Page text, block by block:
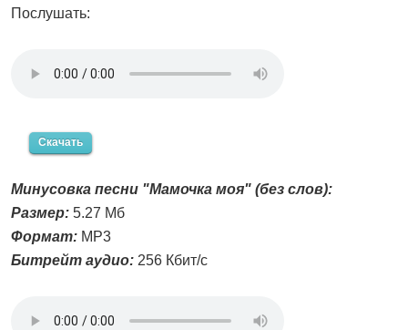
Послушать:
Скачать
Минусовка песни "Мамочка моя" (без слов):
Размер: 5.27 Мб
Формат: MP3
Битрейт аудио: 256 Кбит/с